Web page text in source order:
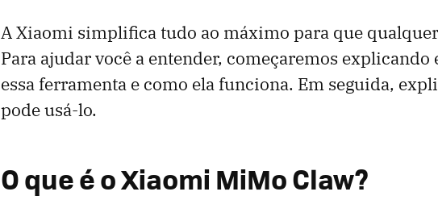
A Xiaomi simplifica tudo ao máximo para que qualquer
Para ajudar você a entender, começaremos explicando
essa ferramenta e como ela funciona. Em seguida,
pode usá-lo.
O que é o Xiaomi MiMo Claw?